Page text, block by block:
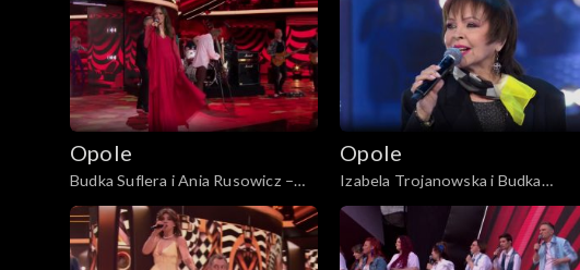
„Zróbmy więc prywatkę”
Koncert „Zróbmy więc prywatkę”
Opole
Budka Suflera i Ania Rusowicz –
„Takie tango”. 62. KFPP: Koncert
„Zróbmy więc prywatkę”
Opole
Izabela Trojanowska i Budka
Suflera – „Tyle samo prawd ile
kłamstw”. 62. KFPP: Koncert
„Zróbmy więc prywatkę”